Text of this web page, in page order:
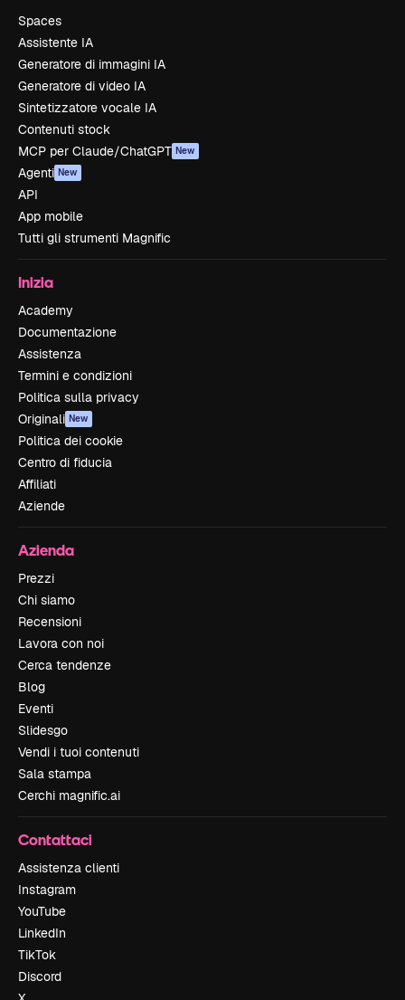
Spaces
Assistente IA
Generatore di immagini IA
Generatore di video IA
Sintetizzatore vocale IA
Contenuti stock
MCP per Claude/ChatGPT New
Agenti New
API
App mobile
Tutti gli strumenti Magnific
Inizia
Academy
Documentazione
Assistenza
Termini e condizioni
Politica sulla privacy
Originali New
Politica dei cookie
Centro di fiducia
Affiliati
Aziende
Azienda
Prezzi
Chi siamo
Recensioni
Lavora con noi
Cerca tendenze
Blog
Eventi
Slidesgo
Vendi i tuoi contenuti
Sala stampa
Cerchi magnific.ai
Contattaci
Assistenza clienti
Instagram
YouTube
LinkedIn
TikTok
Discord